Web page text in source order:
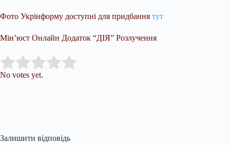
Фото Укрінформу доступні для придбання тут
Мін’юст Онлайн Додаток “ДІЯ” Розлучення
Rate this item:
No votes yet.
Залишити відповідь